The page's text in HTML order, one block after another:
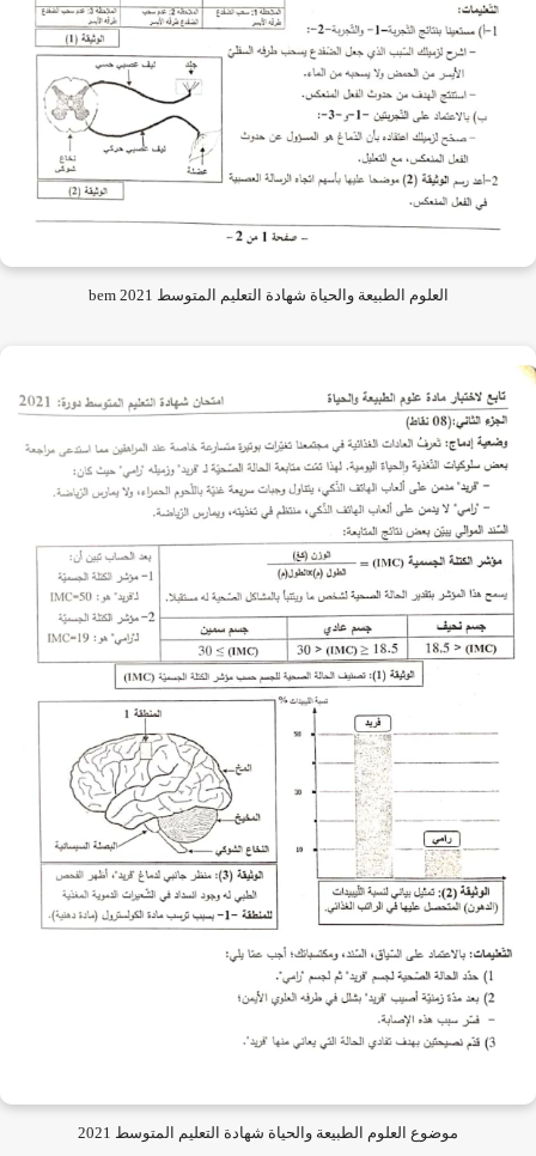
العلوم الطبيعة والحياة شهادة التعليم المتوسط 2021 bem
موضوع العلوم الطبيعة والحياة شهادة التعليم المتوسط 2021